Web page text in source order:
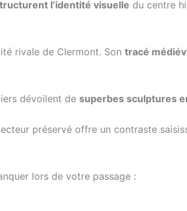
l’identité visuelle du centre
rivale de Clermont. Son tracé
dévoilent de superbes sculptures
préservé offre un contraste
lors de votre passage :